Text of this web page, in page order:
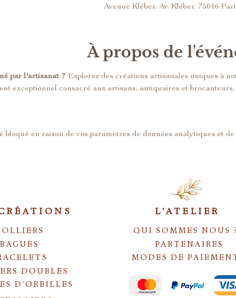
Avenue Kléber, Av. Kléber, 75016
À propos de
par l'artisanat ? Explorez des créations artisanales uniques à
exceptionnel consacré aux artisans, antiquaires et brocanteurs.
bloqué en raison de vos paramètres de données analytiques et
BAGUES
DOUBLES
D'OREILLES
L'ATELIER
QUI SOMMES NOUS
PARTENAIRES
MODES DE